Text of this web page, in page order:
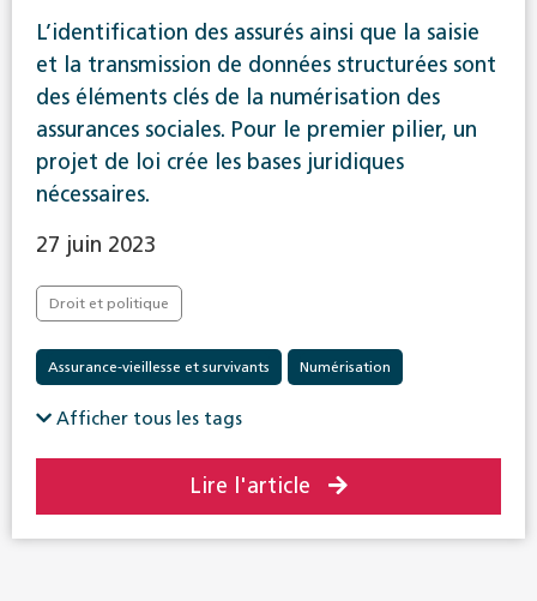
L’identification des assurés ainsi que la saisie
et la transmission de données structurées sont
des éléments clés de la numérisation des
assurances sociales. Pour le premier pilier, un
projet de loi crée les bases juridiques
nécessaires.
27 juin 2023
Droit et politique
Assurance-vieillesse et survivants Numérisation
Afficher tous les tags
Lire l'article